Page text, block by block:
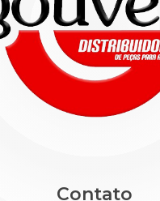
Contato